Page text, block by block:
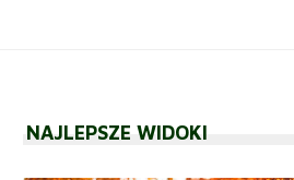
NAJLEPSZE WIDOKI